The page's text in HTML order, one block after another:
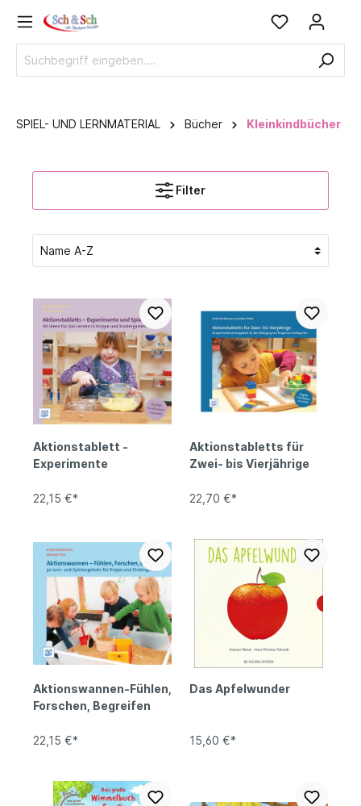
SPIEL- UND LERNMATERIAL Bücher Kleinkindbücher
Filter
Aktionstablett -
Experimente
22,15 €*
Aktionstabletts für
Zwei- bis Vierjährige
22,70 €*
Aktionswannen-Fühlen,
Forschen, Begreifen
22,15 €*
Das Apfelwunder
15,60 €*